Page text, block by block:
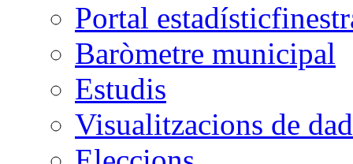
Portal estadístic
Baròmetre municipal
Estudis
Visualitzacions de